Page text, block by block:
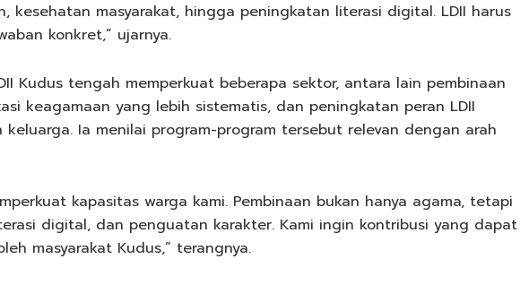
kesehatan masyarakat, hingga peningkatan literasi digital. LDII harus
konkret,” ujarnya.
Kudus tengah memperkuat beberapa sektor, antara lain pembinaan
keagamaan yang lebih sistematis, dan peningkatan peran LDII
Ia menilai program-program tersebut relevan dengan arah
kapasitas warga kami. Pembinaan bukan hanya agama, tetapi
digital, dan penguatan karakter. Kami ingin kontribusi yang dapat
masyarakat Kudus,” terangnya.